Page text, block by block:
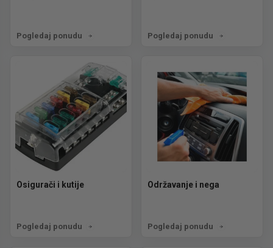
Pogledaj ponudu Pogledaj ponudu
Osigurači i kutije
Pogledaj ponudu
Održavanje i nega
Pogledaj ponudu